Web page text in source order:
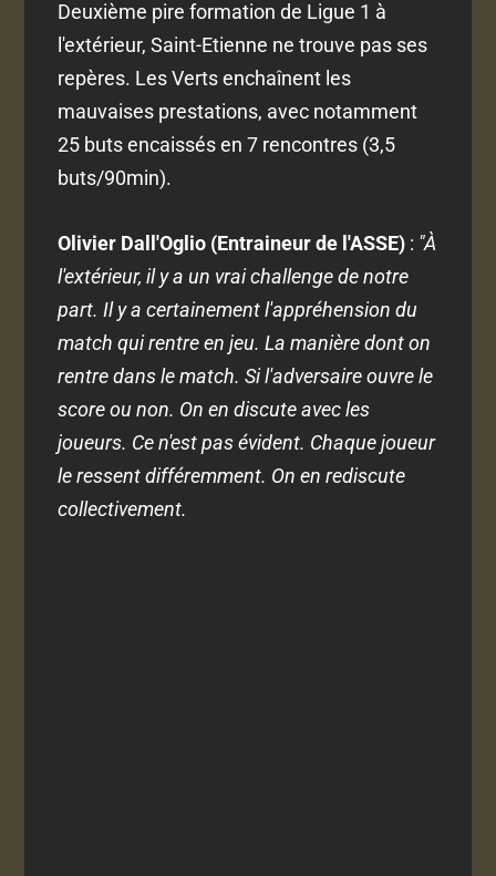
Deuxième pire formation de Ligue 1 à
l'extérieur, Saint-Etienne ne trouve pas ses
repères. Les Verts enchaînent les
mauvaises prestations, avec notamment
25 buts encaissés en 7 rencontres (3,5
buts/90min).
Olivier Dall'Oglio (Entraineur de l'ASSE) : "À
l'extérieur, il y a un vrai challenge de notre
part. Il y a certainement l'appréhension du
match qui rentre en jeu. La manière dont on
rentre dans le match. Si l'adversaire ouvre le
score ou non. On en discute avec les
joueurs. Ce n'est pas évident. Chaque joueur
le ressent différemment. On en rediscute
collectivement.